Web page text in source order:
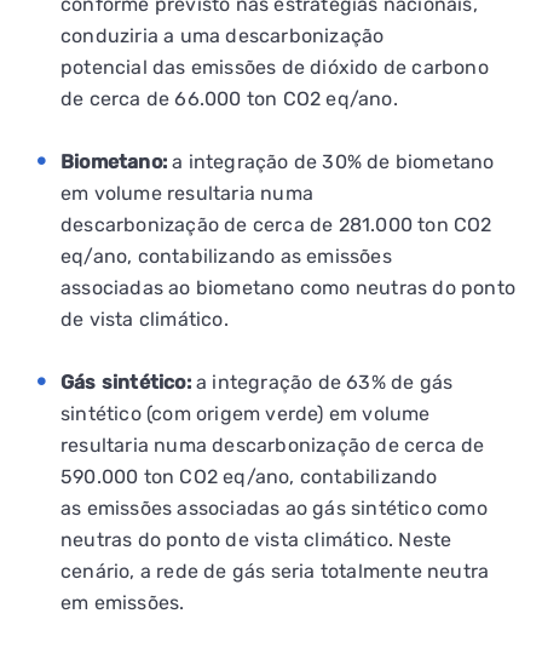
conduziria a uma descarbonização
potencial das emissões de dióxido de carbono
de cerca de 66.000 ton CO2 eq/ano.
Biometano:a integração de 30% de biometano
em volume resultaria numa
descarbonização de cerca de 281.000 ton CO2
eq/ano, contabilizando as emissões
associadas ao biometano como neutras do ponto
de vista climático.
Gás sintético:a integração de 63% de gás
sintético (com origem verde) em volume
resultaria numa descarbonização de cerca de
590.000 ton CO2 eq/ano, contabilizando
as emissões associadas ao gás sintético como
neutras do ponto de vista climático. Neste
cenário, a rede de gás seria totalmente neutra
em emissões.